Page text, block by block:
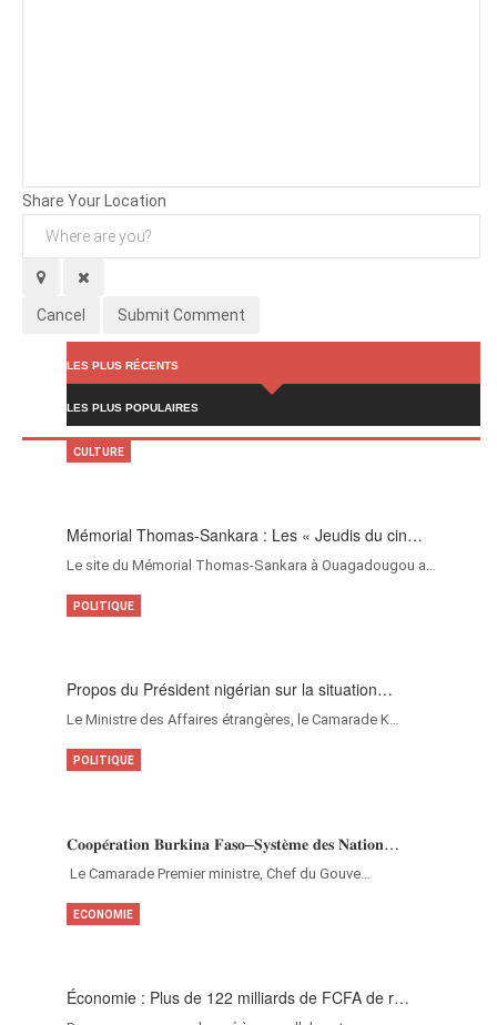
Share Your Location
Cancel Submit Comment
LES PLUS RÉCENTS
LES PLUS POPULAIRES
Mémorial Thomas-Sankara : Les « Jeudis du cin…
Le site du Mémorial Thomas-Sankara à Ouagadougou a…
CULTURE
Propos du Président nigérian sur la situation…
Le Ministre des Affaires étrangères, le Camarade K…
POLITIQUE
𝐂𝐨𝐨𝐩𝐞́𝐫𝐚𝐭𝐢𝐨𝐧 𝐁𝐮𝐫𝐤𝐢𝐧𝐚 𝐅𝐚𝐬𝐨–𝐒𝐲𝐬𝐭𝐞̀𝐦𝐞 𝐝𝐞𝐬 𝐍𝐚𝐭𝐢𝐨𝐧…
‎Le Camarade Premier ministre, Chef du Gouve…
POLITIQUE
Économie : Plus de 122 milliards de FCFA de r…
ECONOMIE